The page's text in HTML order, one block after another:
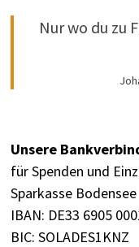
Nur wo du zu
Unsere
für Spenden und
Sparkasse Bodensee
IBAN: DE33 6905
BIC: SOLADES1KNZ